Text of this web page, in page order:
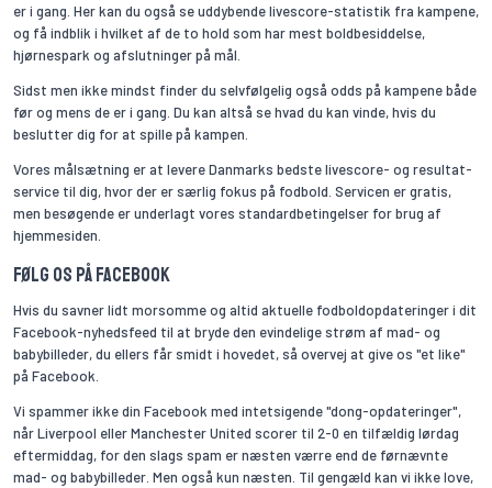
er i gang. Her kan du også se uddybende livescore-statistik fra kampene,
og få indblik i hvilket af de to hold som har mest boldbesiddelse,
hjørnespark og afslutninger på mål.
Sidst men ikke mindst finder du selvfølgelig også odds på kampene både
før og mens de er i gang. Du kan altså se hvad du kan vinde, hvis du
beslutter dig for at spille på kampen.
Vores målsætning er at levere Danmarks bedste livescore- og resultat-
service til dig, hvor der er særlig fokus på fodbold. Servicen er gratis,
men besøgende er underlagt vores standardbetingelser for brug af
hjemmesiden.
Følg os på Facebook
Hvis du savner lidt morsomme og altid aktuelle fodboldopdateringer i dit
Facebook-nyhedsfeed til at bryde den evindelige strøm af mad- og
babybilleder, du ellers får smidt i hovedet, så overvej at give os "et like"
på Facebook.
Vi spammer ikke din Facebook med intetsigende "dong-opdateringer",
når Liverpool eller Manchester United scorer til 2-0 en tilfældig lørdag
eftermiddag, for den slags spam er næsten værre end de førnævnte
mad- og babybilleder. Men også kun næsten. Til gengæld kan vi ikke love,